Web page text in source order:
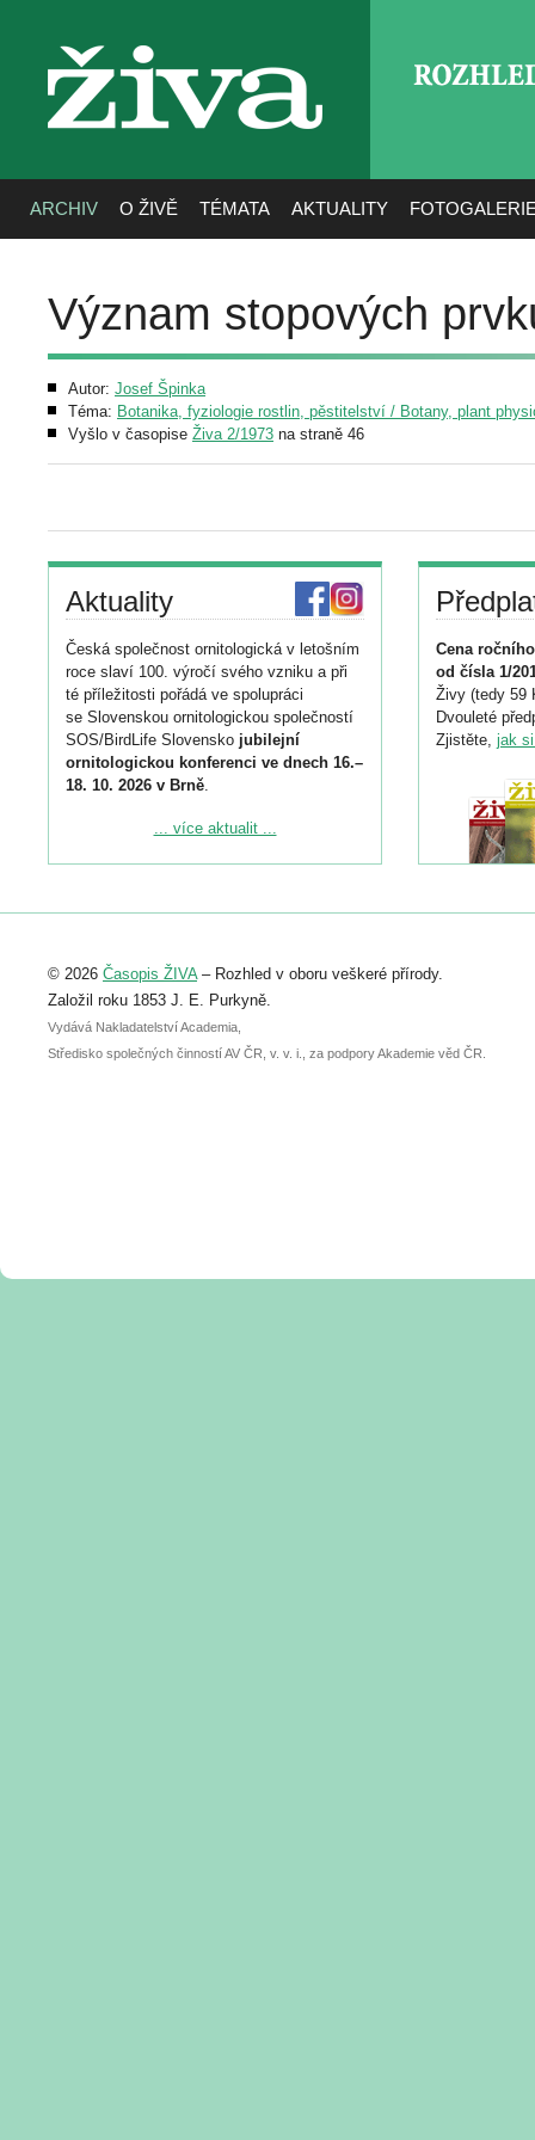
živa
ARCHIV O ŽIVĚ TÉMATA AKTUALITY
Význam stopových
Autor: Josef Špinka
Téma: Botanika, fyziologie rostlin, pěstitelství / Botany, plant
Vyšlo v časopise Živa 2/1973 na straně 46
Aktuality
Česká společnost ornitologická v letošním
roce slaví 100. výročí svého vzniku a při
té příležitosti pořádá ve spolupráci
se Slovenskou ornitologickou společností
SOS/BirdLife Slovensko jubilejní
ornitologickou konferenci ve dnech 16.–
18. 10. 2026 v Brně.
Podrobnější informace ke konferenci
Registrovat se můžete do 6. září.
abstraktu přihlášené přednášky nebo
posteru je už 30. června.
... více aktualit ...
Cena
od čísla 1/
Živy (tedy 59
Dvouleté
Zjistěte, jak
© 2026 Časopis ŽIVA– Rozhled v oboru veškeré přírody.
Založil roku 1853 J. E. Purkyně.
Vydává Nakladatelství Academia,
Středisko společných činností AV ČR, v. v. i., za podpory Akademie věd ČR.